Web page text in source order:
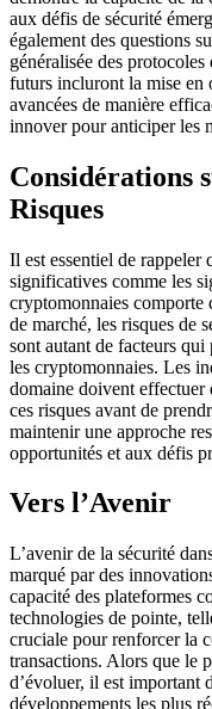
aux défis de sécurité
également des questions
généralisée des
futurs incluront la mise en
avancées de manière
innover pour anticiper les
Considérations
Risques
Il est essentiel de rappeler
significatives comme les
cryptomonnaies comporte
de marché, les risques de
sont autant de facteurs qui
les cryptomonnaies. Les
domaine doivent effectuer
ces risques avant de
maintenir une approche
opportunités et aux défis
Vers l’Avenir
L’avenir de la sécurité
marqué par des
capacité des plateformes
technologies de pointe,
cruciale pour renforcer la
transactions. Alors que le
d’évoluer, il est important
développements les plus